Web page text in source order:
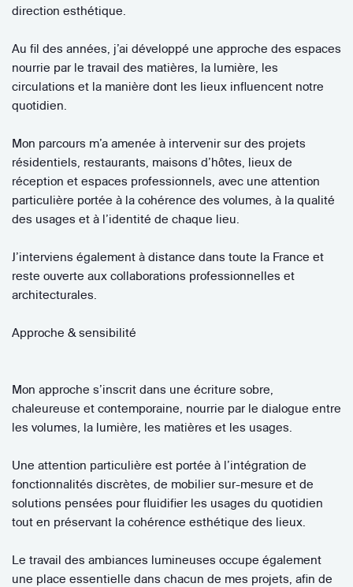
direction esthétique.
Au fil des années, j’ai développé une approche des espaces
nourrie par le travail des matières, la lumière, les
circulations et la manière dont les lieux influencent notre
quotidien.
Mon parcours m’a amenée à intervenir sur des projets
résidentiels, restaurants, maisons d’hôtes, lieux de
réception et espaces professionnels, avec une attention
particulière portée à la cohérence des volumes, à la qualité
des usages et à l’identité de chaque lieu.
J’interviens également à distance dans toute la France et
reste ouverte aux collaborations professionnelles et
architecturales.
Approche & sensibilité
Mon approche s’inscrit dans une écriture sobre,
chaleureuse et contemporaine, nourrie par le dialogue entre
les volumes, la lumière, les matières et les usages.
Une attention particulière est portée à l’intégration de
fonctionnalités discrètes, de mobilier sur-mesure et de
solutions pensées pour fluidifier les usages du quotidien
tout en préservant la cohérence esthétique des lieux.
Le travail des ambiances lumineuses occupe également
une place essentielle dans chacun de mes projets, afin de